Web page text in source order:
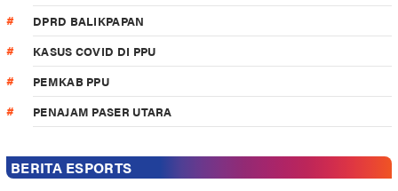
DPRD BALIKPAPAN
KASUS COVID DI PPU
PEMKAB PPU
PENAJAM PASER UTARA
BERITA ESPORTS